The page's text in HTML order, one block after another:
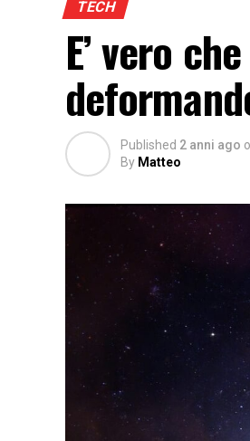
TECH
E’ vero
Published 2 anni ago
By Matteo